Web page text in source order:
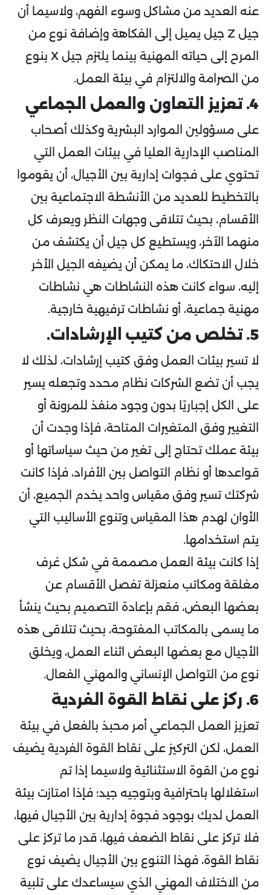
عنه العديد من مشاكل وسوء الفهم، ولاسيما أن
جيل Z جيل يميل إلى الفكاهة وإضافة نوع من
المرح إلى حياته المهنية بينما يلتزم جيل X بنوع
من الصرامة والالتزام في بيئة العمل.
4. تعزيز التعاون والعمل الجماعي
على مسؤولين الموارد البشرية وكذلك أصحاب
المناصب الإدارية العليا في بيئات العمل التي
تحتوي على فجوات إدارية بين الأجيال، أن يقوموا
بالتخطيط للعديد من الأنشطة الاجتماعية بين
الأقسام، بحيث تتلاقى وجهات النظر ويعرف كل
منهما الآخر، ويستطيع كل جيل أن يكتشف من
خلال الاحتكاك، ما يمكن أن يضيفه الجيل الأخر
إليه، سواء كانت هذه النشاطات هي نشاطات
مهنية جماعية، أو نشاطات ترفيهية خارجية.
5. تخلص من كتيب الإرشادات.
لا تسير بيئات العمل وفق كتيب إرشادات، لذلك لا
يجب أن تضع الشركات نظام محدد وتجعله يسير
على الكل إجباريًا بدون وجود منفذ للمرونة أو
التغيير وفق المتغيرات المتاحة، فإذا وجدت أن
بيئة عملك تحتاج إلى تغير من حيث سياساتها أو
قواعدها أو نظام التواصل بين الأفراد، فإذا كانت
شركتك تسير وفق مقياس واحد يخدم الجميع، أن
الأوان لهدم هذا المقياس وتنوع الأساليب التي
يتم استخدامها.
إذا كانت بيئة العمل مصممة في شكل غرف
مغلقة ومكاتب منعزلة تفصل الأقسام عن
بعضها البعض، فقم بإعادة التصميم بحيث ينشأ
ما يسمى بالمكاتب المفتوحة، بحيث تتلاقى هذه
الأجيال مع بعضها البعض اثناء العمل، ويخلق
نوع من التواصل الإنساني والمهني الفعال.
6. ركز على نقاط القوة الفردية
تعزيز العمل الجماعي أمر محبذ بالفعل في بيئة
العمل، لكن التركيز على نقاط القوة الفردية يضيف
نوع من القوة الاستثنائية ولاسيما إذا تم
استغلالها باحترافية وبتوجيه جيد؛ فإذا امتازت بيئة
العمل لديك بوجود فجوة إدارية بين الأجيال فيها،
فلا تركز على نقاط الضعف فيها، قدر ما تركز على
نقاط القوة، فهذا التنوع بين الأجيال يضيف نوع
من الاختلاف المهني الذي سيساعدك على تلبية